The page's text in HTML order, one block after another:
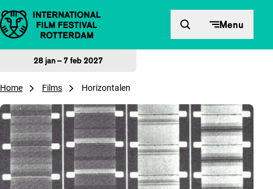
Direct naar inhoud Menu
28 jan – 7 feb 2027
Home Films Horizontalen